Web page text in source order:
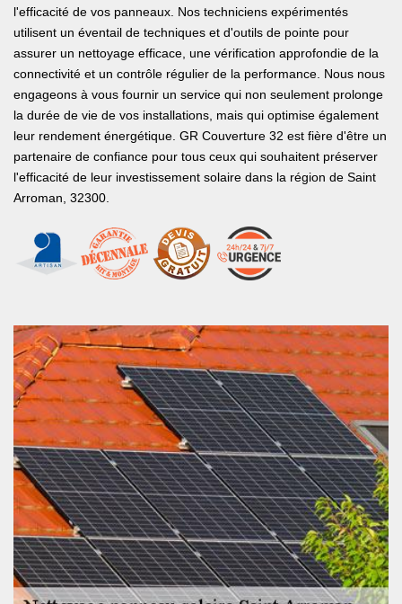
l'efficacité de vos panneaux. Nos techniciens expérimentés
utilisent un éventail de techniques et d'outils de pointe pour
assurer un nettoyage efficace, une vérification approfondie de la
connectivité et un contrôle régulier de la performance. Nous nous
engageons à vous fournir un service qui non seulement prolonge
la durée de vie de vos installations, mais qui optimise également
leur rendement énergétique. GR Couverture 32 est fière d'être un
partenaire de confiance pour tous ceux qui souhaitent préserver
l'efficacité de leur investissement solaire dans la région de Saint
Arroman, 32300.